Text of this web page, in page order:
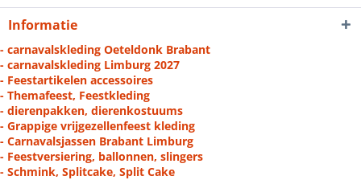
Informatie
- carnavalskleding Oeteldonk Brabant
- carnavalskleding Limburg 2027
- Feestartikelen accessoires
- Themafeest, Feestkleding
- dierenpakken, dierenkostuums
- Grappige vrijgezellenfeest kleding
- Carnavalsjassen Brabant Limburg
- Feestversiering, ballonnen, slingers
- Schmink, Splitcake, Split Cake